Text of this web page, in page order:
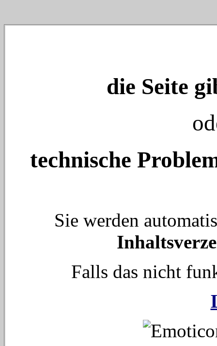
die Seite
technische
Sie werden
Falls das nicht